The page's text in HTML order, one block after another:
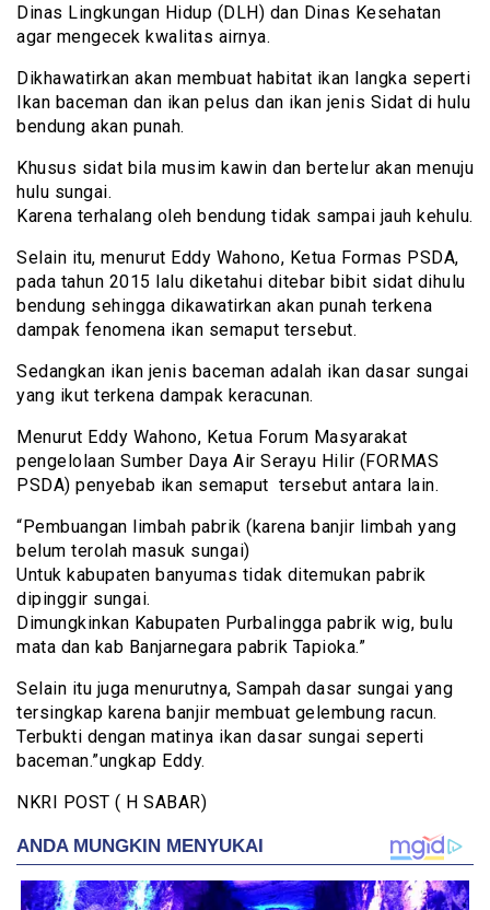
Dinas Lingkungan Hidup (DLH) dan Dinas Kesehatan
agar mengecek kwalitas airnya.
Dikhawatirkan akan membuat habitat ikan langka seperti
Ikan baceman dan ikan pelus dan ikan jenis Sidat di hulu
bendung akan punah.
Khusus sidat bila musim kawin dan bertelur akan menuju
hulu sungai.
Karena terhalang oleh bendung tidak sampai jauh kehulu.
Selain itu, menurut Eddy Wahono, Ketua Formas PSDA,
pada tahun 2015 lalu diketahui ditebar bibit sidat dihulu
bendung sehingga dikawatirkan akan punah terkena
dampak fenomena ikan semaput tersebut.
Sedangkan ikan jenis baceman adalah ikan dasar sungai
yang ikut terkena dampak keracunan.
Menurut Eddy Wahono, Ketua Forum Masyarakat
pengelolaan Sumber Daya Air Serayu Hilir (FORMAS
PSDA) penyebab ikan semaput tersebut antara lain.
“Pembuangan limbah pabrik (karena banjir limbah yang
belum terolah masuk sungai)
Untuk kabupaten banyumas tidak ditemukan pabrik
dipinggir sungai.
Dimungkinkan Kabupaten Purbalingga pabrik wig, bulu
mata dan kab Banjarnegara pabrik Tapioka.”
Selain itu juga menurutnya, Sampah dasar sungai yang
tersingkap karena banjir membuat gelembung racun.
Terbukti dengan matinya ikan dasar sungai seperti
baceman.”ungkap Eddy.
NKRI POST ( H SABAR)